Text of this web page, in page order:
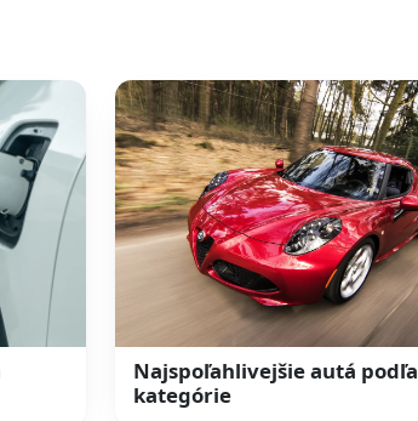
Najspoľahlivejšie autá podľa
kategórie